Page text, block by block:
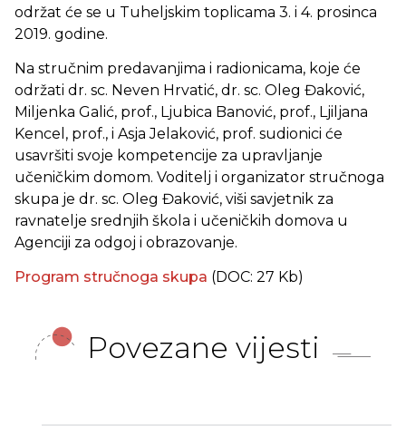
održat će se u Tuheljskim toplicama 3. i 4. prosinca
2019. godine.
Na stručnim predavanjima i radionicama, koje će
održati dr. sc. Neven Hrvatić, dr. sc. Oleg Đaković,
Miljenka Galić, prof., Ljubica Banović, prof., Ljiljana
Kencel, prof., i Asja Jelaković, prof. sudionici će
usavršiti svoje kompetencije za upravljanje
učeničkim domom. Voditelj i organizator stručnoga
skupa je dr. sc. Oleg Đaković, viši savjetnik za
ravnatelje srednjih škola i učeničkih domova u
Agenciji za odgoj i obrazovanje.
Program stručnoga skupa (DOC: 27 Kb)
Povezane vijesti